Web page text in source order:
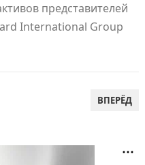
представителей
International Group
ВПЕРЁД